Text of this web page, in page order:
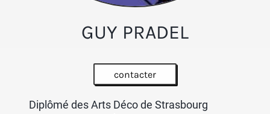
GUY PRADEL
contacter
Diplômé des Arts Déco de Strasbourg